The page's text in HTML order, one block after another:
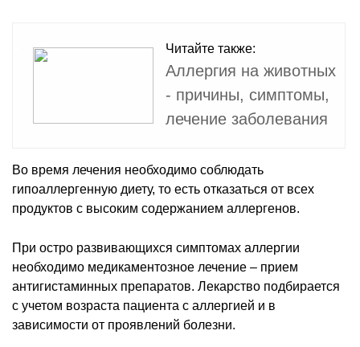
Читайте также:
Аллергия на животных
- причины, симптомы,
лечение заболевания
Во время лечения необходимо соблюдать
гипоаллергенную диету, то есть отказаться от всех
продуктов с высоким содержанием аллергенов.
При остро развивающихся симптомах аллергии
необходимо медикаментозное лечение – прием
антигистаминных препаратов. Лекарство подбирается
с учетом возраста пациента с аллергией и в
зависимости от проявлений болезни.